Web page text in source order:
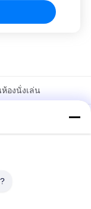
องนั่งเล่น
ร้อมจอแสดงผล
ว บริการ OEM